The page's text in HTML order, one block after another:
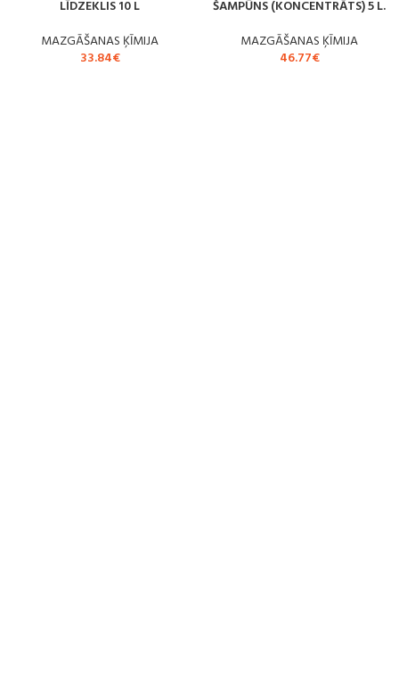
LĪDZEKLIS 10 L
MAZGĀŠANAS ĶĪMIJA
33.84€
ŠAMPŪNS (KONCENTRĀTS) 5 L.
MAZGĀŠANAS ĶĪMIJA
46.77€